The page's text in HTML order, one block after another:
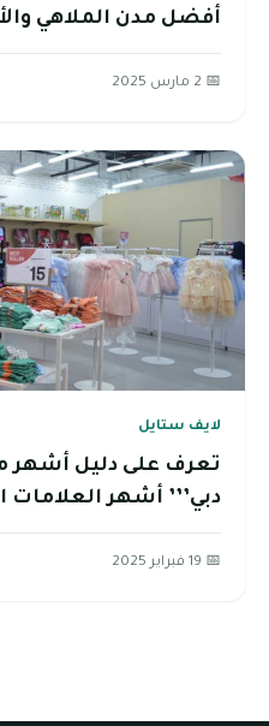
أفضل مدن الملاهي
📅 2 مارس 2025
لايف ستايل
تعرف على دليل أشهر
دبي’’’ أشهر العلامات
📅 19 فبراير 2025